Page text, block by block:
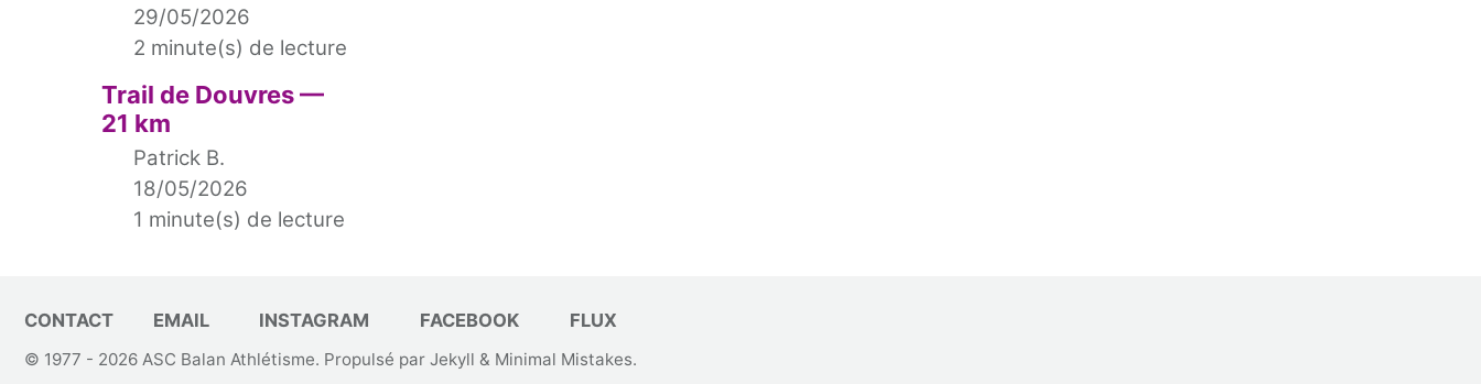
29/05/2026
2 minute(s) de lecture
Trail de Douvres —
21 km
Patrick B.
18/05/2026
1 minute(s) de lecture
CONTACT EMAIL INSTAGRAM FACEBOOK FLUX
© 1977 - 2026 ASC Balan Athlétisme. Propulsé par Jekyll & Minimal Mistakes.